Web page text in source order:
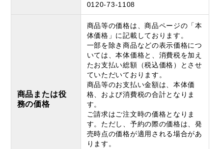
0120-73-1108
商品または役
務の価格
商品等の価格は、商品ページの「本
体価格」に記載しております。
一部を除き商品などの表示価格につ
いては、本体価格と、消費税を加え
たお支払い総額（税込価格）とさせ
ていただいております。
商品等のお支払い金額は、本体価
格、および消費税の合計となりま
す。
ご請求はご注文時の価格となりま
す。ただし、予約の際の価格は、発
売時点の価格が適用される場合があ
ります。